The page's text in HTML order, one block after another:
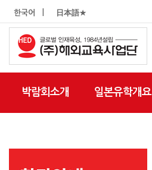
한국어 日本語★
박람회소개 일본유학개요